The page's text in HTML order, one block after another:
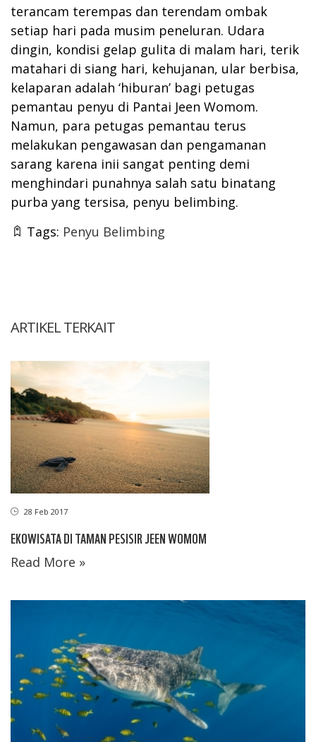
terancam terempas dan terendam ombak
setiap hari pada musim peneluran. Udara
dingin, kondisi gelap gulita di malam hari, terik
matahari di siang hari, kehujanan, ular berbisa,
kelaparan adalah ‘hiburan’ bagi petugas
pemantau penyu di Pantai Jeen Womom.
Namun, para petugas pemantau terus
melakukan pengawasan dan pengamanan
sarang karena inii sangat penting demi
menghindari punahnya salah satu binatang
purba yang tersisa, penyu belimbing.
Tags: Penyu Belimbing
ARTIKEL TERKAIT
28 Feb 2017
EKOWISATA DI TAMAN PESISIR JEEN WOMOM
Read More »